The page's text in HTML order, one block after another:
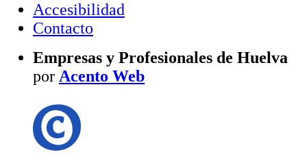
Accesibilidad
Contacto
Empresas y Profesionales de Huelva
por Acento Web